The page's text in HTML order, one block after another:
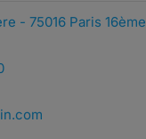
- 75016 Paris 16ème